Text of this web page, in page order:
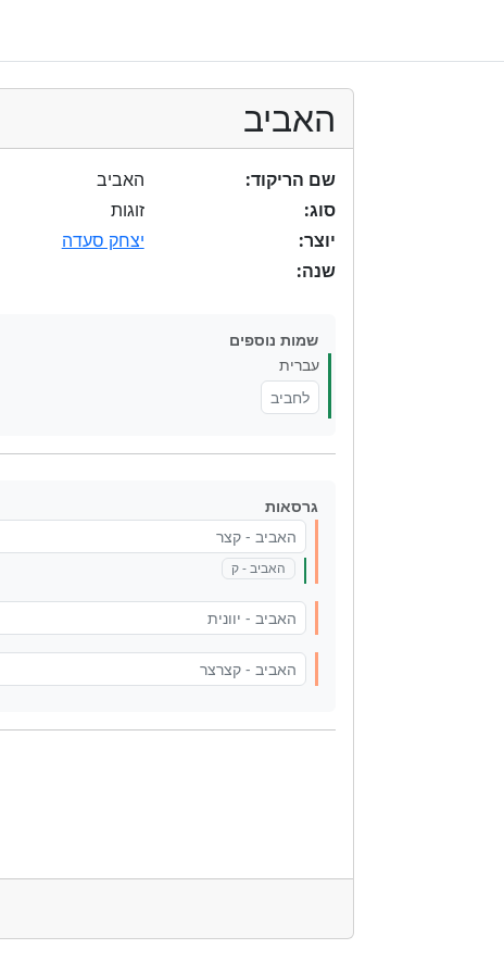
האביב
שם הריקוד:
האביב
סוג:
זוגות
יוצר:
יצחק סעדה
שנה:
שמות נוספים
עברית
לחביב
גרסאות
האביב - קצר
האביב - ק
האביב - יוונית
האביב - קצרצר